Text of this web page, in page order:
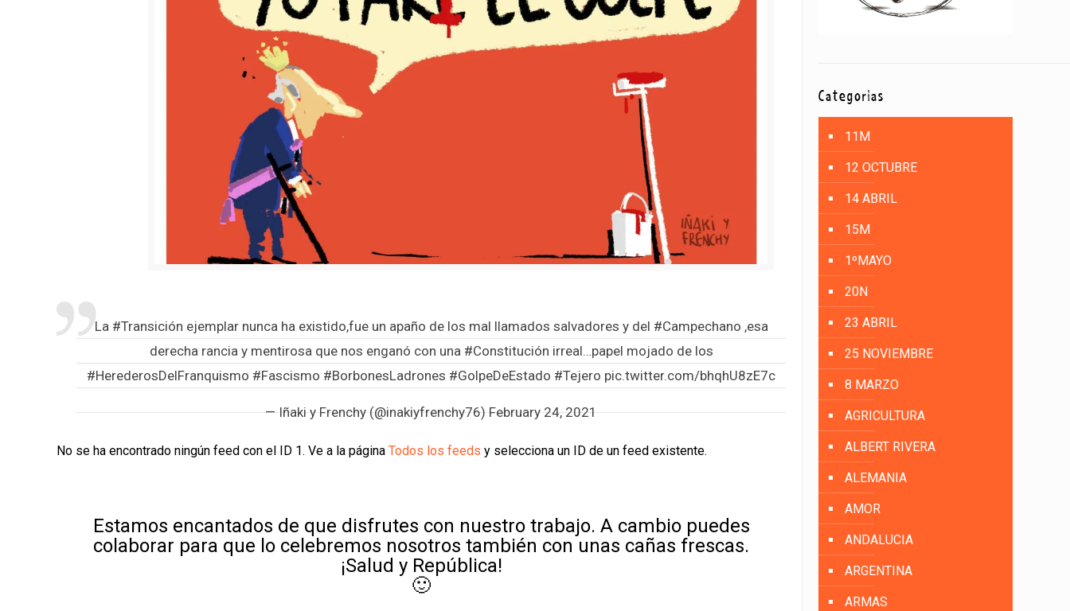
La #Transición ejemplar nunca ha existido,fue un apaño de los mal llamados salvadores y del #Campechano ,esa
derecha rancia y mentirosa que nos enganó con una #Constitución irreal…papel mojado de los
#HerederosDelFranquismo #Fascismo #BorbonesLadrones #GolpeDeEstado #Tejero pic.twitter.com/bhqhU8zE7c
— Iñaki y Frenchy (@inakiyfrenchy76)February 24, 2021
No se ha encontrado ningún feed con el ID 1. Ve a la páginaTodos los feeds y selecciona un ID de un feed existente.
Estamos encantados de que disfrutes con nuestro trabajo. A cambio puedes
colaborar para que lo celebremos nosotros también con unas cañas frescas.
¡Salud y República!
🙂
Categorías
11M
12 OCTUBRE
14 ABRIL
15M
1ºMAYO
20N
23 ABRIL
25 NOVIEMBRE
8 MARZO
AGRICULTURA
ALBERT RIVERA
ALEMANIA
AMOR
ANDALUCIA
ARGENTINA
ARMAS